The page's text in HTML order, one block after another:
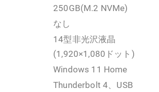
250GB(M.2 NVMe)
なし
14型非光沢液晶
(1,920×1,080ドット)
Windows 11 Home
Thunderbolt 4、USB